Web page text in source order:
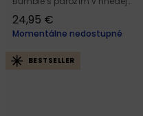
Prineste domov kúsok
dánskeho optimizmu.
24,95 €
Momentálne nedostupné
BESTSELLER